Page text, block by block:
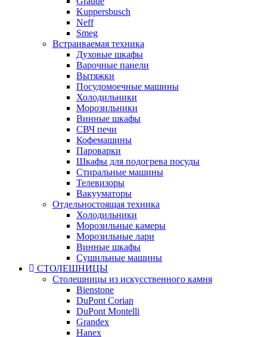
Kuppersbusch
Neff
Smeg
Встраиваемая техника
Духовые шкафы
Варочные панели
Вытяжки
Посудомоечные машины
Холодильники
Морозильники
Винные шкафы
СВЧ печи
Кофемашины
Пароварки
Шкафы для подогрева посуды
Стиральные машины
Телевизоры
Вакууматоры
Отдельностоящая техника
Холодильники
Морозильные камеры
Морозильные лари
Винные шкафы
Сушильные машины
СТОЛЕШНИЦЫ
Столешницы из искусственного камня
Bienstone
DuPont Corian
DuPont Montelli
Grandex
Hanex